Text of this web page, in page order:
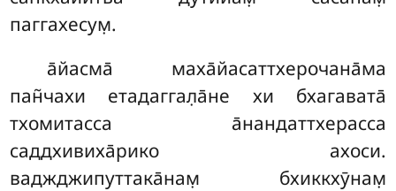
паггахесум̣.
а̄йасма̄ маха̄йасаттхерочана̄ма
пан̃чахи етадаггал̣а̄не хи бхагавата̄
тхомитасса а̄нандаттхерасса
саддхивиха̄рико ахоси.
ваджджипуттака̄нам̣ бхиккхӯнам̣